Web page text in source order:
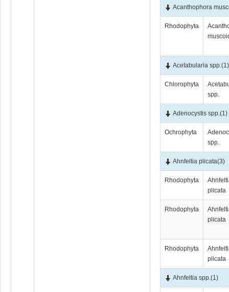
Acanthophora
Rhodophyta
Acetabularia spp.(1)
Chlorophyta
spp.
Adenocystis spp.(1)
Ochrophyta
spp.
Ahnfeltia plicata(3)
Rhodophyta
plicata
Rhodophyta
plicata
Rhodophyta
plicata
Ahnfeltia spp.(1)